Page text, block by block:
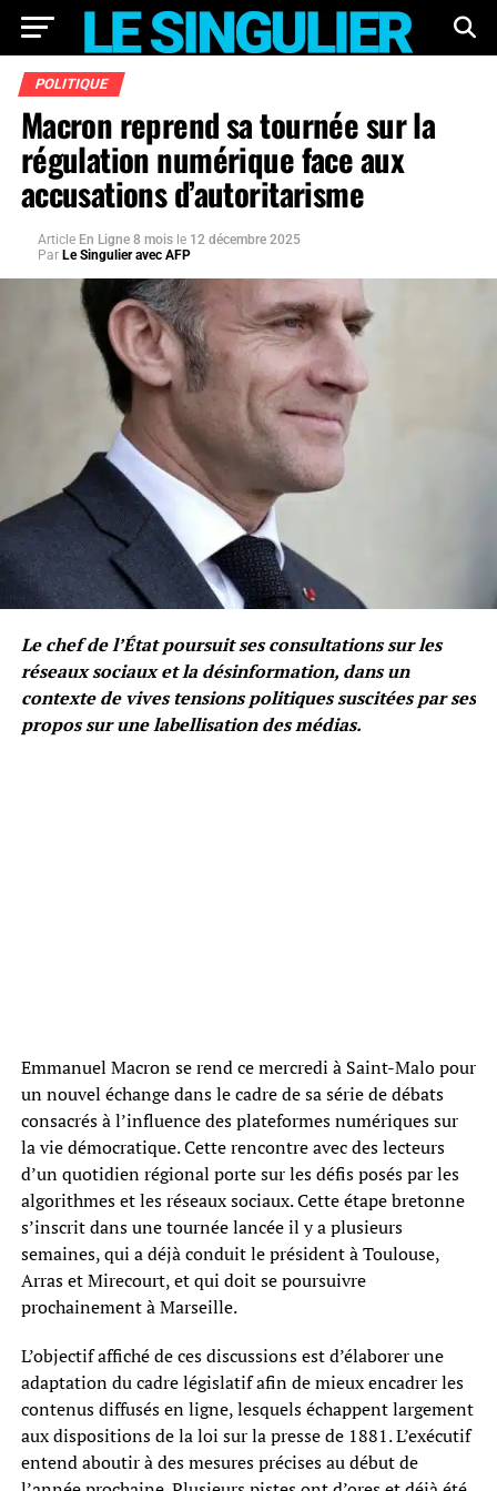
POLITIQUE
Macron reprend sa tournée sur la
régulation numérique face aux
accusations d’autoritarisme
Article En Ligne 8 mois le 12 décembre 2025
Par Le Singulier avec AFP
Le chef de l’État poursuit ses consultations sur les
réseaux sociaux et la désinformation, dans un
contexte de vives tensions politiques suscitées par ses
propos sur une labellisation des médias.
Emmanuel Macron se rend ce mercredi à Saint-Malo pour
un nouvel échange dans le cadre de sa série de débats
consacrés à l’influence des plateformes numériques sur
la vie démocratique. Cette rencontre avec des lecteurs
d’un quotidien régional porte sur les défis posés par les
algorithmes et les réseaux sociaux. Cette étape bretonne
s’inscrit dans une tournée lancée il y a plusieurs
semaines, qui a déjà conduit le président à Toulouse,
Arras et Mirecourt, et qui doit se poursuivre
prochainement à Marseille.
L’objectif affiché de ces discussions est d’élaborer une
adaptation du cadre législatif afin de mieux encadrer les
contenus diffusés en ligne, lesquels échappent largement
aux dispositions de la loi sur la presse de 1881. L’exécutif
entend aboutir à des mesures précises au début de